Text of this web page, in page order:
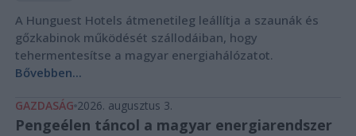
A Hunguest Hotels átmenetileg leállítja a szaunák és
gőzkabinok működését szállodáiban, hogy
tehermentesítse a magyar energiahálózatot.
Bővebben...
GAZDASÁG 2026. augusztus 3.
Pengeélen táncol a magyar energiarendszer